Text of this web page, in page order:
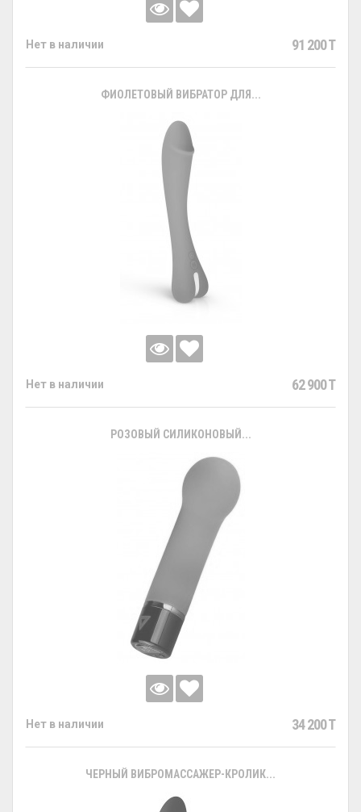
Нет в наличии 91 200 T
ФИОЛЕТОВЫЙ ВИБРАТОР ДЛЯ...
Нет в наличии 62 900 T
РОЗОВЫЙ СИЛИКОНОВЫЙ...
Нет в наличии 34 200 T
ЧЕРНЫЙ ВИБРОМАССАЖЕР-КРОЛИК...